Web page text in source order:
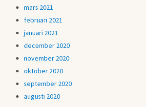
mars 2021
februari 2021
januari 2021
december 2020
november 2020
oktober 2020
september 2020
augusti 2020